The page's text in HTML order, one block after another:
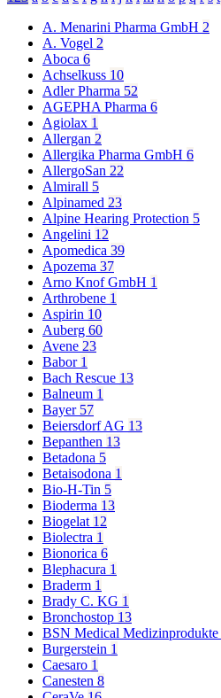
A. Menarini Pharma GmbH 2
A. Vogel 2
Aboca 6
Achselkuss 10
Adler Pharma 52
AGEPHA Pharma 6
Agiolax 1
Allergan 2
Allergika Pharma GmbH 6
AllergoSan 22
Almirall 5
Alpinamed 23
Alpine Hearing Protection 5
Angelini 12
Apomedica 39
Apozema 37
Arno Knof GmbH 1
Arthrobene 1
Aspirin 10
Auberg 60
Avene 23
Babor 1
Bach Rescue 13
Balneum 1
Bayer 57
Beiersdorf AG 13
Bepanthen 13
Betadona 5
Betaisodona 1
Bio-H-Tin 5
Bioderma 13
Biogelat 12
Biolectra 1
Bionorica 6
Blephacura 1
Braderm 1
Brady C. KG 1
Bronchostop 13
BSN Medical
Burgerstein 1
Caesaro 1
Canesten 8